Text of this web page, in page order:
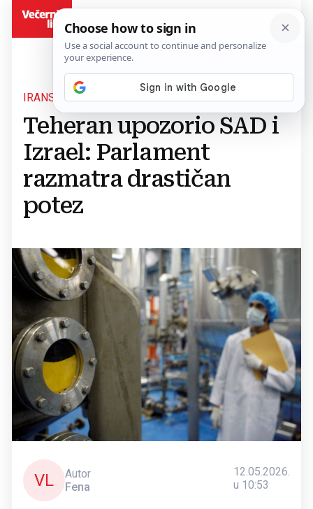
IRANSKI ODGOVOR
Teheran upozorio SAD i
Izrael: Parlament
razmatra drastičan
potez
VL
Autor
Fena
12.05.2026.
u 10:53